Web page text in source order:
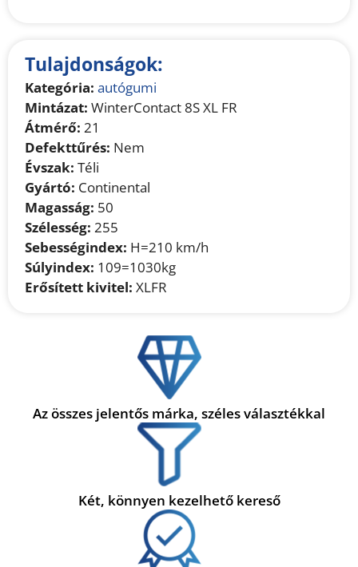
Tulajdonságok:
Kategória: autógumi
Mintázat: WinterContact 8S XL FR
Átmérő: 21
Defekttűrés: Nem
Évszak: Téli
Gyártó: Continental
Magasság: 50
Szélesség: 255
Sebességindex: H=210 km/h
Súlyindex: 109=1030kg
Erősített kivitel: XLFR
Az összes jelentős márka, széles választékkal
Két, könnyen kezelhető kereső